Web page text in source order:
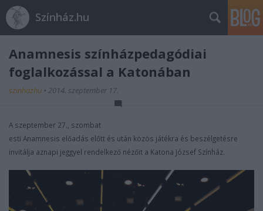
Színház.hu
Anamnesis színházpedagódiai
foglalkozással a Katonában
szinhazhu • 2014. szeptember 17.
A szeptember 27., szombat
esti Anamnesis előadás előtt és után közös játékra és beszélgetésre
invitálja aznapi jeggyel rendelkező nézőit a Katona József Színház.